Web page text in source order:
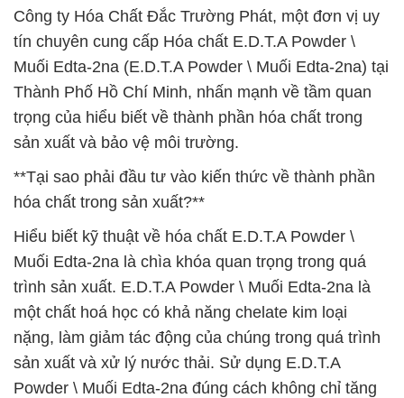
Công ty Hóa Chất Đắc Trường Phát, một đơn vị uy
tín chuyên cung cấp Hóa chất E.D.T.A Powder \
Muối Edta-2na (E.D.T.A Powder \ Muối Edta-2na) tại
Thành Phố Hồ Chí Minh, nhấn mạnh về tầm quan
trọng của hiểu biết về thành phần hóa chất trong
sản xuất và bảo vệ môi trường.
**Tại sao phải đầu tư vào kiến thức về thành phần
hóa chất trong sản xuất?**
Hiểu biết kỹ thuật về hóa chất E.D.T.A Powder \
Muối Edta-2na là chìa khóa quan trọng trong quá
trình sản xuất. E.D.T.A Powder \ Muối Edta-2na là
một chất hoá học có khả năng chelate kim loại
nặng, làm giảm tác động của chúng trong quá trình
sản xuất và xử lý nước thải. Sử dụng E.D.T.A
Powder \ Muối Edta-2na đúng cách không chỉ tăng